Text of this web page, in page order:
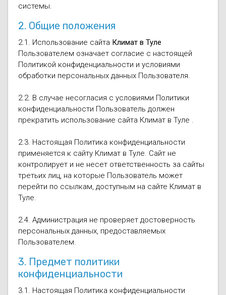
системы.
2. Общие положения
2.1. Использование сайта Климат в Туле
Пользователем означает согласие с настоящей
Политикой конфиденциальности и условиями
обработки персональных данных Пользователя.
2.2. В случае несогласия с условиями Политики
конфиденциальности Пользователь должен
прекратить использование сайта Климат в Туле .
2.3. Настоящая Политика конфиденциальности
применяется к сайту Климат в Туле. Сайт не
контролирует и не несет ответственность за сайты
третьих лиц, на которые Пользователь может
перейти по ссылкам, доступным на сайте Климат в
Туле.
2.4. Администрация не проверяет достоверность
персональных данных, предоставляемых
Пользователем.
3. Предмет политики
конфиденциальности
3.1. Настоящая Политика конфиденциальности